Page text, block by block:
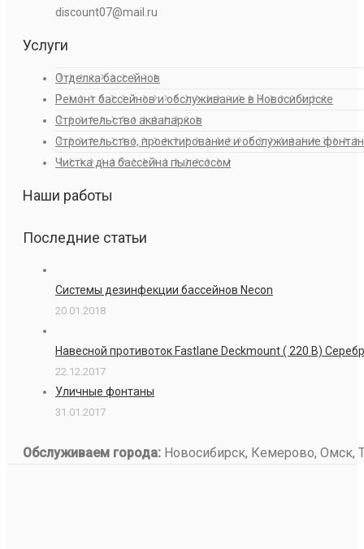
discount07@mail.ru
Услуги
Отделка бассейнов
Ремонт бассейнов и обслуживание в Новосибирске
Строительство аквапарков
Строительство, проектирование и обслуживание
Чистка дна бассейна пылесосом
Наши работы
Последние статьи
Системы дезинфекции бассейнов Necon
20.01.2018
Навесной противоток Fastlane Deckmount ( 220 В)
22.12.2017
Уличные фонтаны
31.01.2017
Обслуживаем города: Новосибирск, Кемерово, Омск,